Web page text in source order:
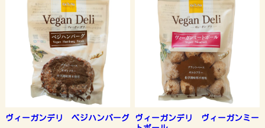
ヴィーガンデリ ベジハンバーグ
ヴィーガンデリ ヴィーガンミー